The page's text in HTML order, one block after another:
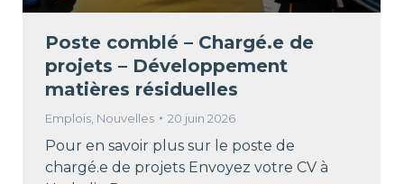
Poste comblé – Chargé.e de
projets – Développement
matières résiduelles
Emplois Nouvelles 20 juin 2026
Pour en savoir plus sur le poste de
chargé.e de projets Envoyez votre CV à